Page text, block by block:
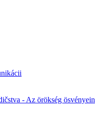
- Az örökség ösvényein